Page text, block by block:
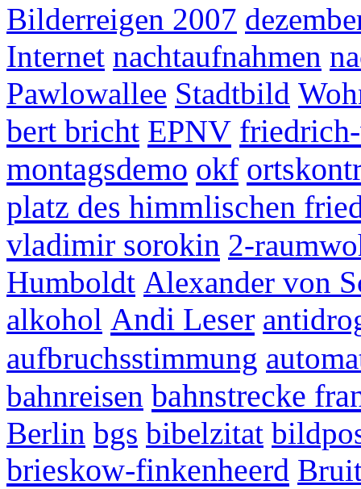
Bilderreigen 2007
Internet nachtaufnahmen
Pawlowallee Stadtbild
bert bricht EPNV
montagsdemo okf
platz des himmlischen
vladimir sorokin 2-
Humboldt Alexander von
alkohol Andi Leser
aufbruchsstimmung
bahnreisen bahnstrecke
Berlin bgs bibelzitat
brieskow-finkenheerd